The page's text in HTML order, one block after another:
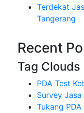
Terdekat
Tangerang
Recent
Tag Clouds
PDA Test
Survey Jasa
Tukang